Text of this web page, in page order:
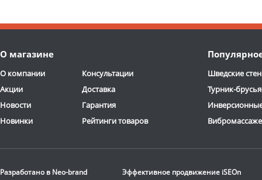
О магазине
О компании
Акции
Новости
Новинки
Консультации
Доставка
Гарантия
Рейтинги товаров
Шведские
Турник-
Разработано в Neo-brand Эффективное продвижение iSEOn